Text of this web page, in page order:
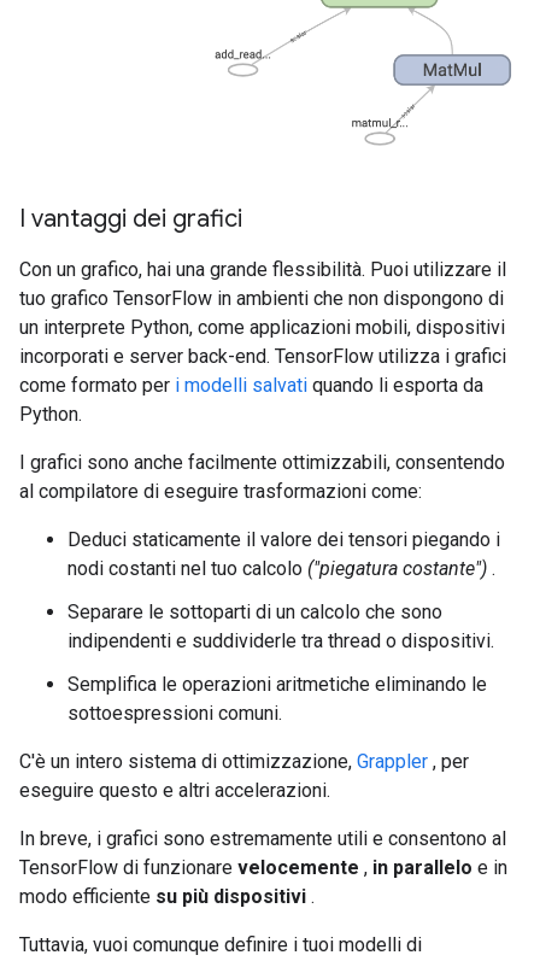
I vantaggi dei grafici
Con un grafico, hai una grande flessibilità. Puoi utilizzare il
tuo grafico TensorFlow in ambienti che non dispongono di
un interprete Python, come applicazioni mobili, dispositivi
incorporati e server back-end. TensorFlow utilizza i grafici
come formato per i modelli salvati quando li esporta da
Python.
I grafici sono anche facilmente ottimizzabili, consentendo
al compilatore di eseguire trasformazioni come:
Deduci staticamente il valore dei tensori piegando i
nodi costanti nel tuo calcolo ("piegatura costante") .
Separare le sottoparti di un calcolo che sono
indipendenti e suddividerle tra thread o dispositivi.
Semplifica le operazioni aritmetiche eliminando le
sottoespressioni comuni.
C'è un intero sistema di ottimizzazione, Grappler , per
eseguire questo e altri accelerazioni.
In breve, i grafici sono estremamente utili e consentono al
TensorFlow di funzionare velocemente , in parallelo e in
modo efficiente su più dispositivi .
Tuttavia, vuoi comunque definire i tuoi modelli di